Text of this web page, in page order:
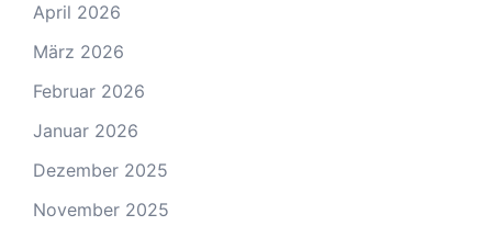
April 2026
März 2026
Februar 2026
Januar 2026
Dezember 2025
November 2025